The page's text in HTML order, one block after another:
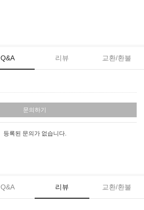
Q&A 리뷰 교환/환불
문의하기
등록된 문의가 없습니다.
Q&A 리뷰 교환/환불